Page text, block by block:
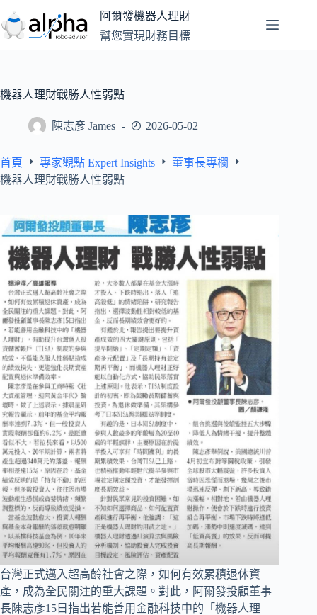
至
主
容
阿爾發機器人理財
幫您實現財務目標
機器人理財戰勝人性弱點
陳志彥 James 2026-05-02
首頁 專家觀點 Expert Insights
董事長專欄
機器人理財戰勝人性弱點
台灣正式邁入超高齡社會之際，如何有效累積退休資
產，成為全民關注的重大課題。對此，阿爾發投顧董事
長陳志彥15日指出若能善用金融科技中的「機器人理